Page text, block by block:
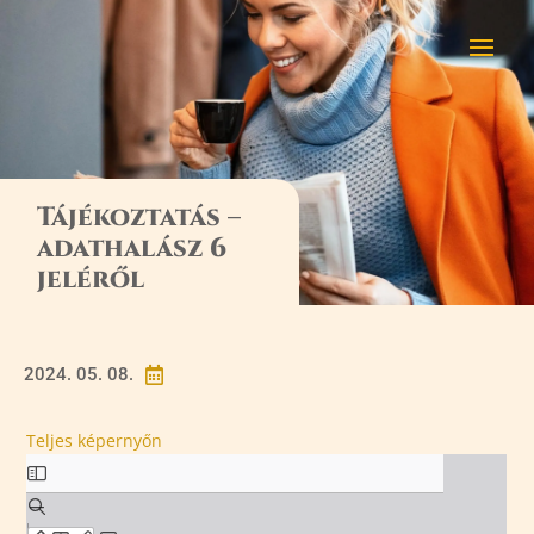
Tájékoztatás –
adathalász 6
jeléről

2024. 05. 08.
Teljes képernyőn
Skip
to
PDF